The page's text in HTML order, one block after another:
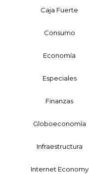
Caja Fuerte
Consumo
Economía
Especiales
Finanzas
Globoeconomía
Infraestructura
Internet Economy